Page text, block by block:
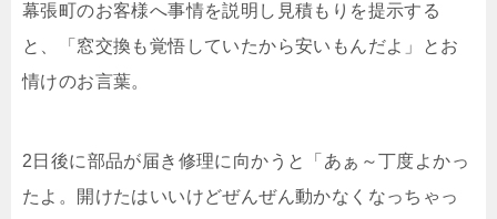
幕張町のお客様へ事情を説明し見積もりを提示する
と、「窓交換も覚悟していたから安いもんだよ」とお
情けのお言葉。
2日後に部品が届き修理に向かうと「あぁ～丁度よかっ
たよ。開けたはいいけどぜんぜん動かなくなっちゃっ